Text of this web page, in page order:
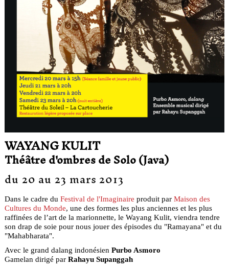
WAYANG KULIT
Théâtre d'ombres de Solo (Java)
du 20 au 23 mars 2013
Dans le cadre du Festival de l'Imaginaire produit par Maison des
Cultures du Monde, une des formes les plus anciennes et les plus
raffinées de l’art de la marionnette, le Wayang Kulit, viendra tendre
son drap de soie pour nous jouer des épisodes du "Ramayana" et du
"Mahabharata".
Avec le grand dalang indonésien Purbo Asmoro
Gamelan dirigé par Rahayu Supanggah